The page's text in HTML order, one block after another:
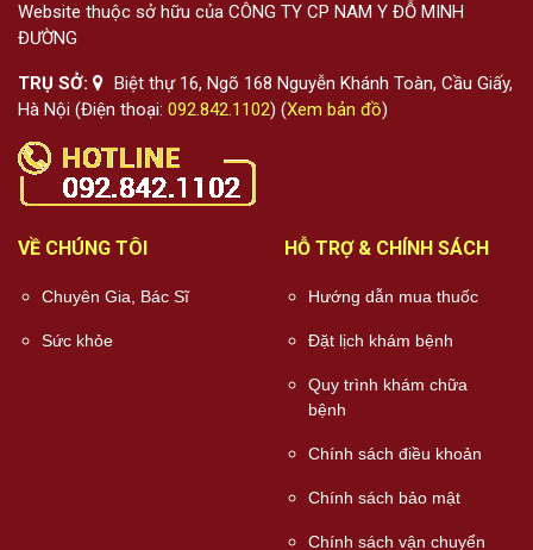
Website thuộc sở hữu của CÔNG TY CP NAM Y ĐỖ MINH
ĐƯỜNG
TRỤ SỞ:
Biệt thự 16, Ngõ 168 Nguyễn Khánh Toàn, Cầu Giấy,
Hà Nội (Điện thoại: 092.842.1102) (Xem bản đồ)
VỀ CHÚNG TÔI
Chuyên Gia, Bác Sĩ
Sức khỏe
HỖ TRỢ & CHÍNH SÁCH
Hướng dẫn mua thuốc
Đặt lịch khám bệnh
Quy trình khám chữa
bệnh
Chính sách điều khoản
Chính sách bảo mật
Chính sách vận chuyển